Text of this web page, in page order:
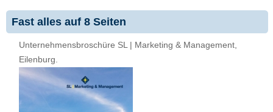
Fast alles auf 8 Seiten
Unternehmensbroschüre SL | Marketing & Management,
Eilenburg.